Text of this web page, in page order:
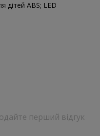
дітей ABS; LED
перший відгук